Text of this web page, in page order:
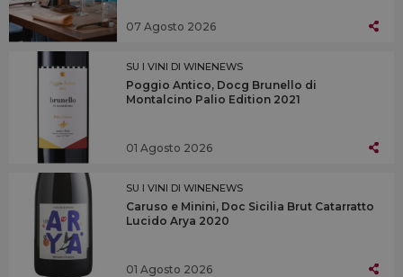
07 Agosto 2026
SU I VINI DI WINENEWS
Poggio Antico, Docg Brunello di
Montalcino Palio Edition 2021
01 Agosto 2026
SU I VINI DI WINENEWS
Caruso e Minini, Doc Sicilia Brut Catarratto
Lucido Arya 2020
01 Agosto 2026